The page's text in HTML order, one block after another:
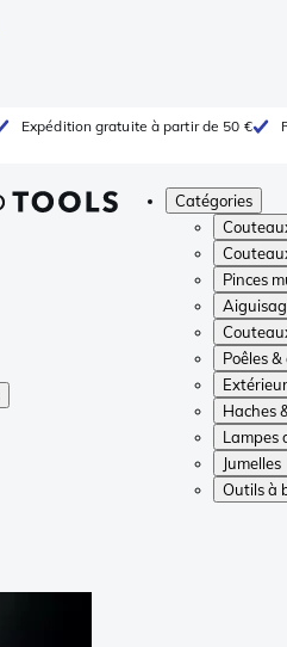
Expédition gratuite à partir de 50 €
Catégories
Pinces
Poêles
Haches
Lampes
Jumelles
Outils à